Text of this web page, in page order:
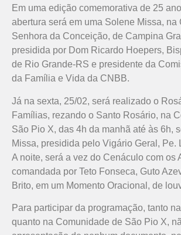
Em uma edição comemorativa de 25
abertura será em uma Solene Missa, na
Senhora da Conceição, de Campina
presidida por Dom Ricardo Hoepers,
de Rio Grande-RS e presidente da
da Família e Vida da CNBB.
Já na sexta, 25/02, será realizado o
Famílias, rezando o Santo Rosário, na
São Pio X, das 4h da manhã até às 6h,
Missa, presidida pelo Vigário Geral, Pe.
A noite, será a vez do Cenáculo com os
comandada por Teto Fonseca, Guto
Brito, em um Momento Oracional, de
Para participar da programação, tanto
quanto na Comunidade de São Pio X,